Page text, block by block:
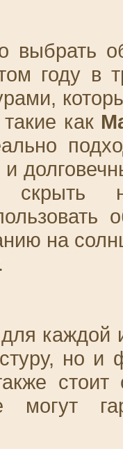
выбрать
году в
как
скрыть
на
каждой
но
могут